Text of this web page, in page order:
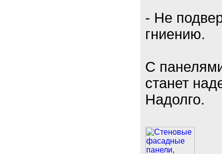
- Не
гниению.
С
станет
Надолго.